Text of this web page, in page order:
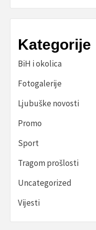
Kategorije
BiH i okolica
Fotogalerije
Ljubuške novosti
Promo
Sport
Tragom prošlosti
Uncategorized
Vijesti